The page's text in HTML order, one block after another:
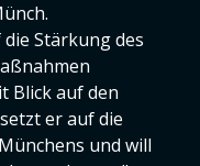
Stärkung des
Blick auf den
er auf die
und will